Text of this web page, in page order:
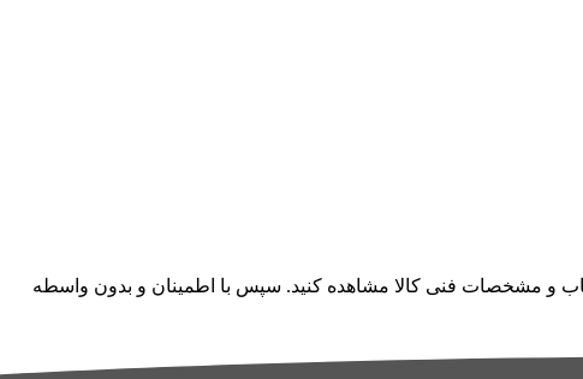
و مشخصات فنی کالا مشاهده کنید. سپس با اطمینان و بدون واسطه